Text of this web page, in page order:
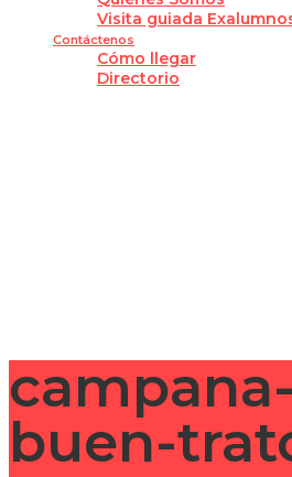
Visita guiada
Contáctenos
Cómo llegar
Directorio
buen-